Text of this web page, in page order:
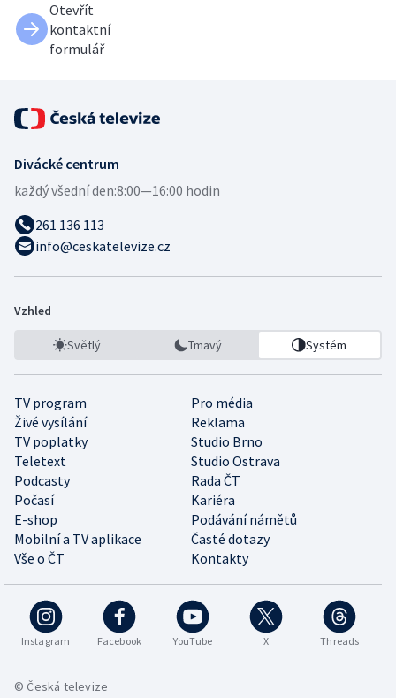
Otevřít
kontaktní
formulář
Divácké centrum
každý všední den:8:00—16:00 hodin
261 136 113
info@ceskatelevize.cz
Vzhled
Světlý Tmavý Systém
TV program
Pro média
Živé vysílání
Reklama
TV poplatky
Studio Brno
Teletext
Studio Ostrava
Podcasty
Rada ČT
Počasí
Kariéra
E-shop
Podávání námětů
Mobilní a TV aplikace
Časté dotazy
Vše o ČT
Kontakty
Instagram Facebook YouTube X Threads
© Česká televize